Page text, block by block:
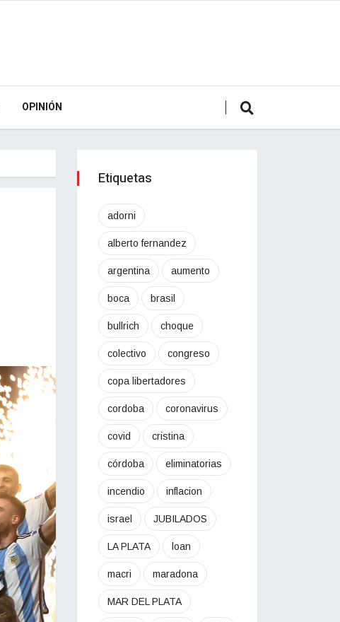
OPINIÓN
Etiquetas
adorni
alberto fernandez
argentina aumento
boca brasil
bullrich choque
colectivo congreso
copa libertadores
cordoba coronavirus
covid cristina
córdoba eliminatorias
incendio inflacion
israel JUBILADOS
LA PLATA loan
macri maradona
MAR DEL PLATA